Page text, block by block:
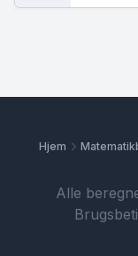
Hjem
Alle